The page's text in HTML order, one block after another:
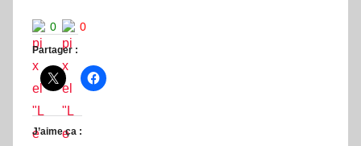
0 0
Partager :
J’aime ça :